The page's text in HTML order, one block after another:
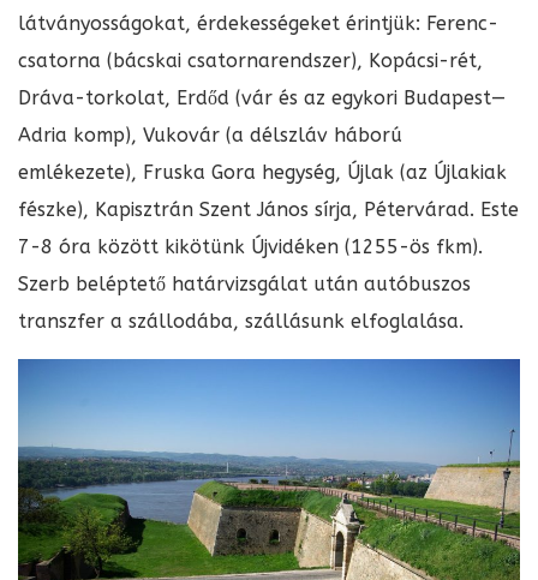
látványosságokat, érdekességeket érintjük: Ferenc-
csatorna (bácskai csatornarendszer), Kopácsi-rét,
Dráva-torkolat, Erdőd (vár és az egykori Budapest—
Adria komp), Vukovár (a délszláv háború
emlékezete), Fruska Gora hegység, Újlak (az Újlakiak
fészke), Kapisztrán Szent János sírja, Pétervárad. Este
7-8 óra között kikötünk Újvidéken (1255-ös fkm).
Szerb beléptető határvizsgálat után autóbuszos
transzfer a szállodába, szállásunk elfoglalása.